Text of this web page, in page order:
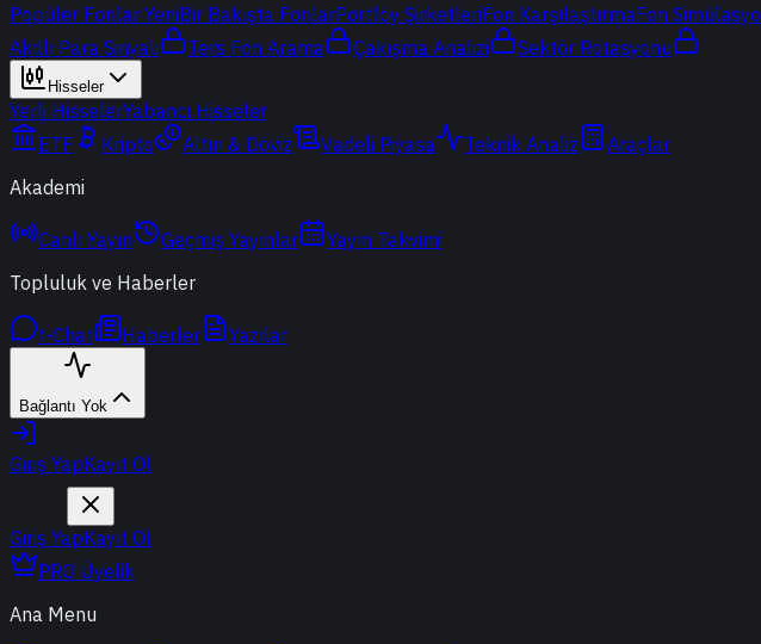
Popüler Fonlar YeniBir Bakışta FonlarPortföy ŞirketleriFon KarşılaştırmaFon
Akıllı Para Sinyali
Ters Fon Arama Çakışma Analizi Sektör Rotasyonu
Hisseler
Yerli HisselerYabancı Hisseler
ETF
Kripto Altın & Döviz Vadeli Piyasa Teknik Analiz
Araçlar
Akademi
Canlı Yayın Geçmiş Yayınlar
Yayın Takvimi
Topluluk ve Haberler
t-Chat Haberler Yazılar
Bağlantı Yok
Giriş YapKayıt Ol
Giriş YapKayıt Ol
PRO Üyelik
Ana Menu